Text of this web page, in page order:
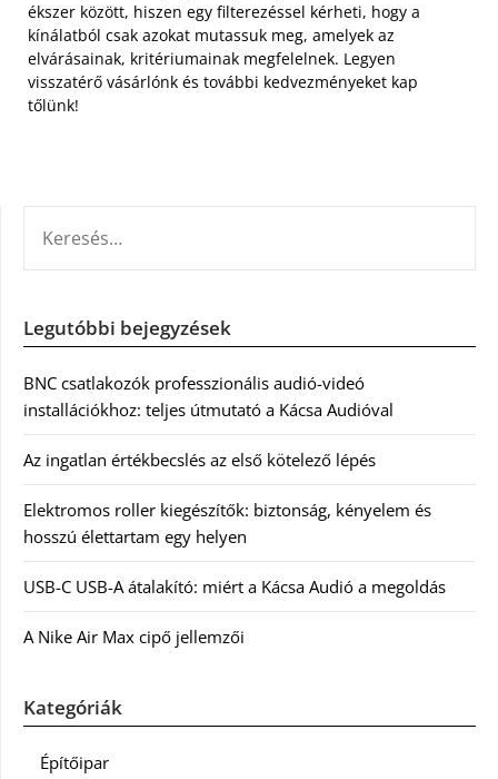
ékszer között, hiszen egy filterezéssel kérheti, hogy a
kínálatból csak azokat mutassuk meg, amelyek az
elvárásainak, kritériumainak megfelelnek. Legyen
visszatérő vásárlónk és további kedvezményeket kap
tőlünk!
Legutóbbi bejegyzések
BNC csatlakozók professzionális audió-videó
installációkhoz: teljes útmutató a Kácsa Audióval
Az ingatlan értékbecslés az első kötelező lépés
Elektromos roller kiegészítők: biztonság, kényelem és
hosszú élettartam egy helyen
USB-C USB-A átalakító: miért a Kácsa Audió a megoldás
A Nike Air Max cipő jellemzői
Kategóriák
Építőipar